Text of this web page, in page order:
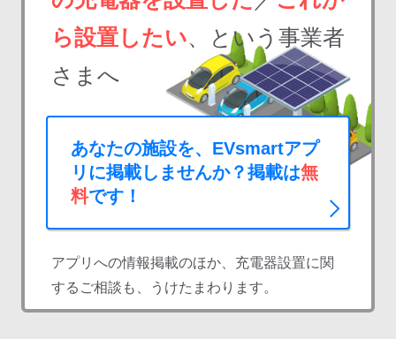
ら設置したい、という事業者
さまへ
あなたの施設を、EVsmartアプ
リに掲載しませんか？掲載は無
料です！
アプリへの情報掲載のほか、充電器設置に関
するご相談も、うけたまわります。